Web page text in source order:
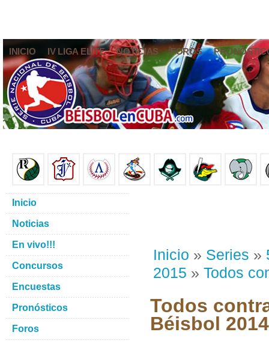
INICIO IV LIGA ELITE NOTICIAS FOROS
Inicio » Series »
2015 » Todos
Todos
Béisbol
Inicio
Noticias
En vivo!!!
Concursos
Encuestas
Pronósticos
Foros